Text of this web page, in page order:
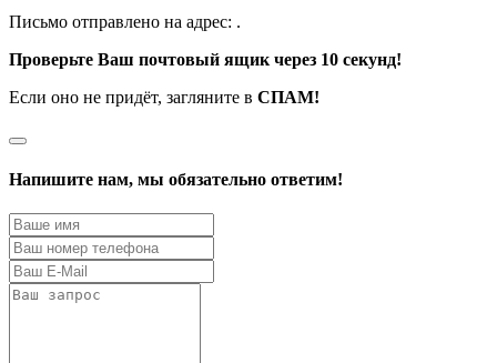
Письмо отправлено на адрес: .
Проверьте Ваш почтовый ящик через 10 секунд!
Если оно не придёт, загляните в СПАМ!
Напишите нам, мы обязательно ответим!